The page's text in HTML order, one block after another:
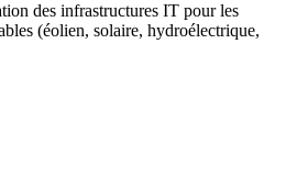
des infrastructures IT pour les
(éolien, solaire, hydroélectrique,